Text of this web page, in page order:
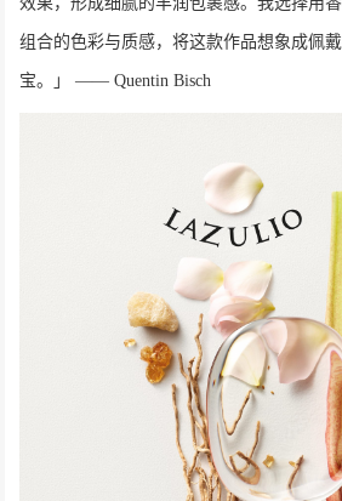
组合的色彩与质感，将这款作品想象成佩
宝。」 —— Quentin Bisch